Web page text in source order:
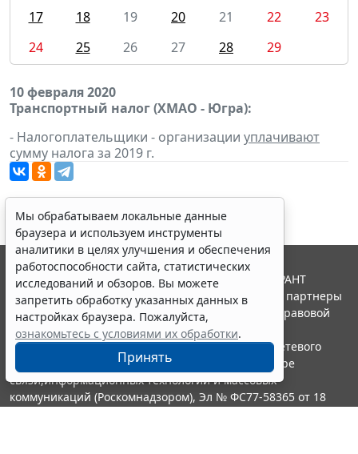
17
18 19 20 21 22
23
24
25 26 27 28 29
10 февраля 2020
Транспортный налог (ХМАО - Югра):
- Налогоплательщики - организации уплачивают
сумму налога за 2019 г.
Мы обрабатываем локальные данные
браузера и используем инструменты
аналитики в целях улучшения и обеспечения
работоспособности сайта, статистических
исследований и обзоров. Вы можете
запретить обработку указанных данных в
настройках браузера. Пожалуйста,
ознакомьтесь с условиями их обработки.
Принять
© ООО "НПП "ГАРАНТ-СЕРВИС", 2026. Система ГАРАНТ
выпускается с 1990 года. Компания "Гарант" и ее партнеры
являются участниками Российской ассоциации правовой
информации ГАРАНТ.
Портал ГАРАНТ.РУ зарегистрирован в качестве сетевого
издания Федеральной службой по надзору в сфере
связи,информационных технологий и массовых
коммуникаций (Роскомнадзором), Эл № ФС77-58365 от 18